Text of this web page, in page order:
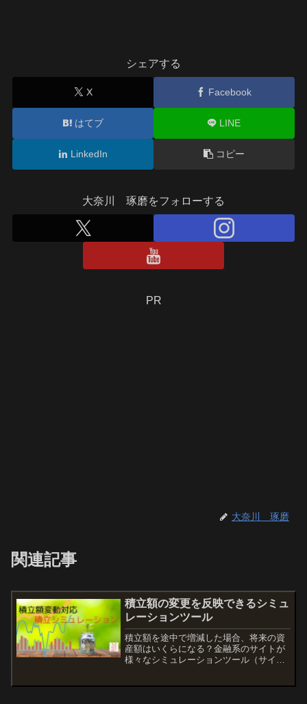
シェアする
X Facebook
はてブ LINE
LinkedIn コピー
大奈川 琢磨をフォローする
PR
大奈川 琢磨
関連記事
積立額の変更を反映できるシミュ
レーションツール
積立額を途中で増減した場合、将来の資
産額はいくらになる？金融系のサイトが
様々なシミュレーションツール（サイ